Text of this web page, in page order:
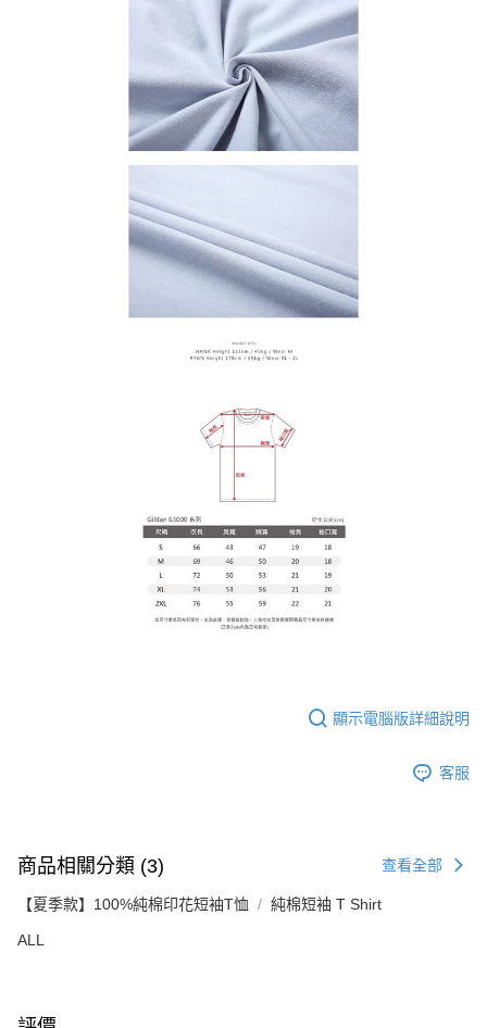
顯示電腦版詳細說明
客服
商品相關分類 (3) 查看全部
【夏季款】100%純棉印花短袖T恤 純棉短袖 T Shirt
ALL